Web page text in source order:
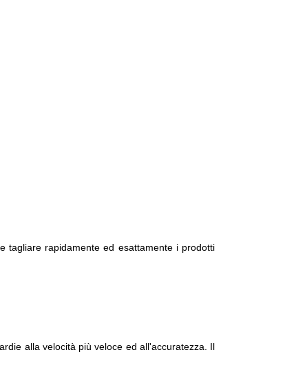
tagliare rapidamente ed esattamente i prodotti
alla velocità più veloce ed all'accuratezza. Il